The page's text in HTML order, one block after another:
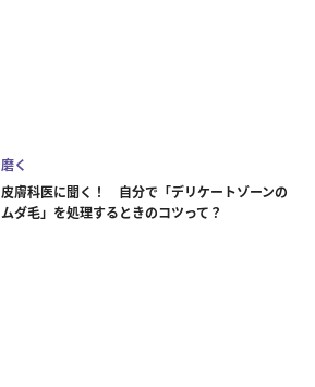
磨く
皮膚科医に聞く！ 自分で「デリケートゾーンの
ムダ毛」を処理するときのコツって？